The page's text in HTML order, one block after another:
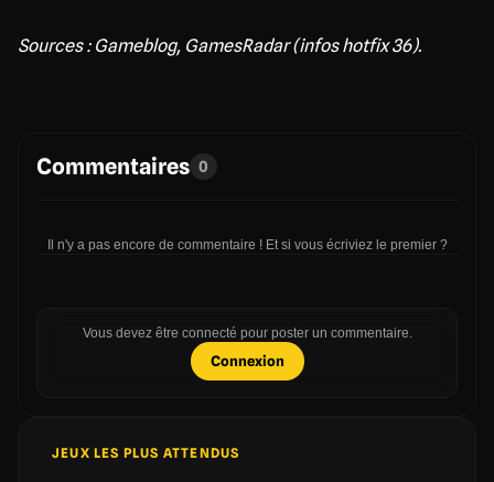
Sources : Gameblog, GamesRadar (infos hotfix 36).
Commentaires 0
Il n'y a pas encore de commentaire ! Et si vous écriviez le premier ?
Vous devez être connecté pour poster un commentaire.
Connexion
JEUX LES PLUS ATTENDUS